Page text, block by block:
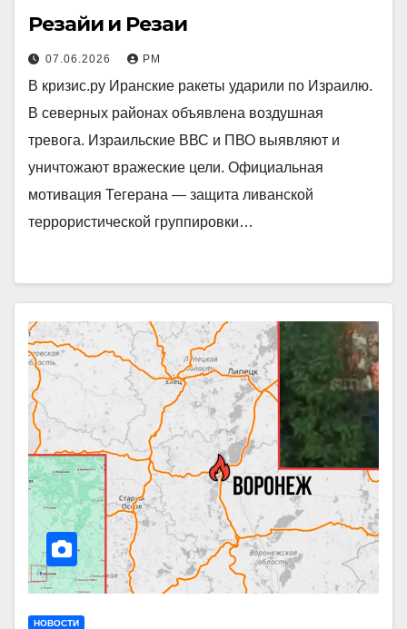
Резайи и Резаи
07.06.2026 РМ
В кризис.ру Иранские ракеты ударили по Израилю.
В северных районах объявлена воздушная
тревога. Израильские ВВС и ПВО выявляют и
уничтожают вражеские цели. Официальная
мотивация Тегерана — защита ливанской
террористической группировки…
НОВОСТИ